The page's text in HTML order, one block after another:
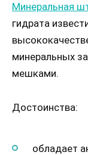
Минеральная
гидрата
минеральных
мешками.
Достоинства:
обладает